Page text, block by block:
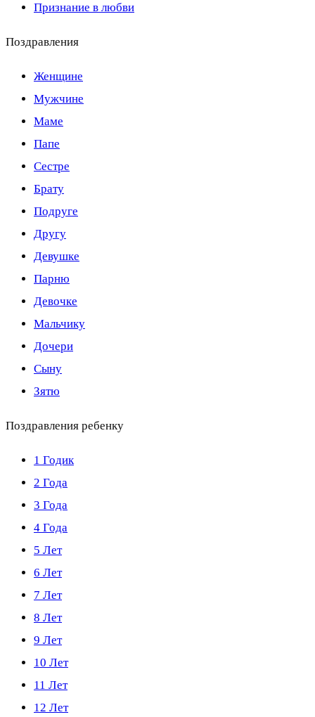
Признание в любви
Поздравления
Женщине
Мужчине
Маме
Папе
Сестре
Брату
Подруге
Другу
Девушке
Парню
Девочке
Мальчику
Дочери
Сыну
Зятю
Поздравления ребенку
1 Годик
2 Года
3 Года
4 Года
5 Лет
6 Лет
7 Лет
8 Лет
9 Лет
10 Лет
11 Лет
12 Лет